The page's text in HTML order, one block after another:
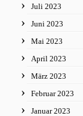
Juli 2023
Juni 2023
Mai 2023
April 2023
März 2023
Februar 2023
Januar 2023